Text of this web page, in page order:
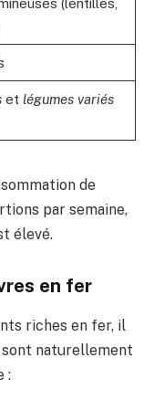
(lentilles,
et légumes variés
de
par semaine,
élevé.
en fer
riches en fer, il
naturellement
: